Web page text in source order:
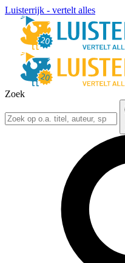
Luisterrijk - vertelt alles
Zoek